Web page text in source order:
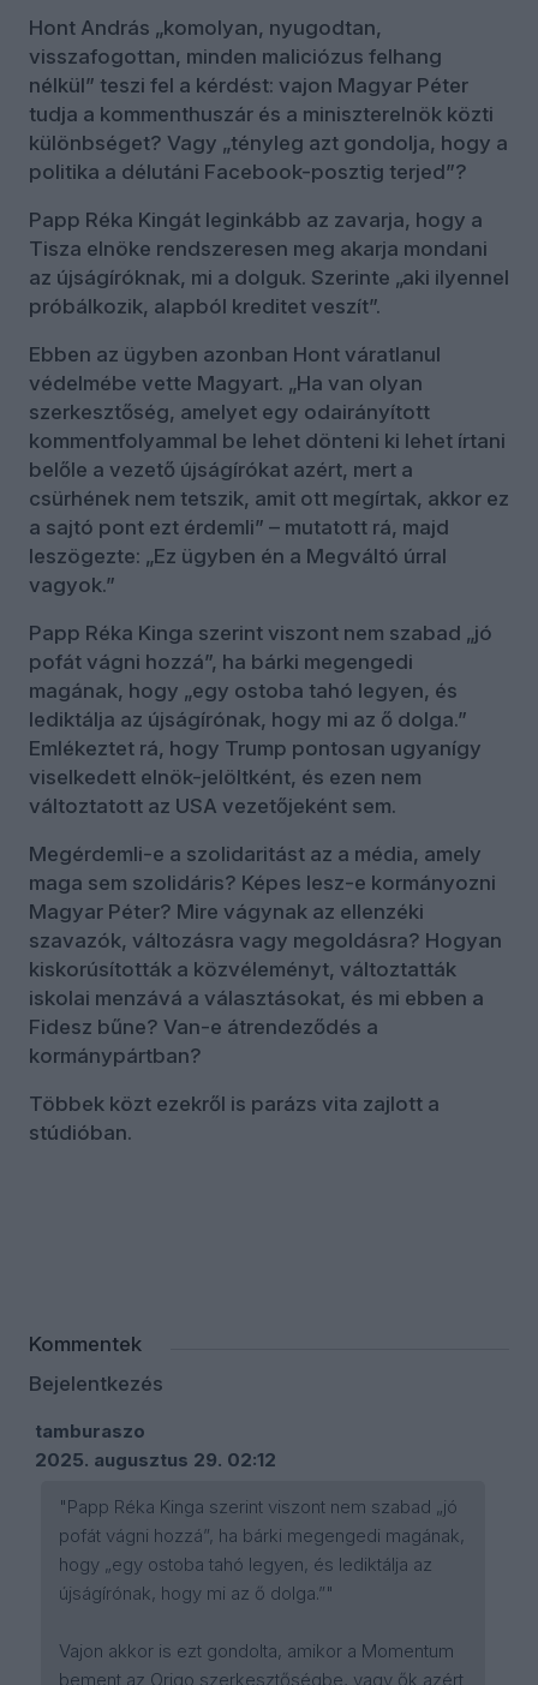
Hont András „komolyan, nyugodtan,
visszafogottan, minden maliciózus felhang
nélkül” teszi fel a kérdést: vajon Magyar Péter
tudja a kommenthuszár és a miniszterelnök közti
különbséget? Vagy „tényleg azt gondolja, hogy a
politika a délutáni Facebook-posztig terjed”?
Papp Réka Kingát leginkább az zavarja, hogy a
Tisza elnöke rendszeresen meg akarja mondani
az újságíróknak, mi a dolguk. Szerinte „aki ilyennel
próbálkozik, alapból kreditet veszít”.
Ebben az ügyben azonban Hont váratlanul
védelmébe vette Magyart. „Ha van olyan
szerkesztőség, amelyet egy odairányított
kommentfolyammal be lehet dönteni ki lehet írtani
belőle a vezető újságírókat azért, mert a
csürhének nem tetszik, amit ott megírtak, akkor ez
a sajtó pont ezt érdemli” – mutatott rá, majd
leszögezte: „Ez ügyben én a Megváltó úrral
vagyok.”
Papp Réka Kinga szerint viszont nem szabad „jó
pofát vágni hozzá”, ha bárki megengedi
magának, hogy „egy ostoba tahó legyen, és
lediktálja az újságírónak, hogy mi az ő dolga.”
Emlékeztet rá, hogy Trump pontosan ugyanígy
viselkedett elnök-jelöltként, és ezen nem
változtatott az USA vezetőjeként sem.
Megérdemli-e a szolidaritást az a média, amely
maga sem szolidáris? Képes lesz-e kormányozni
Magyar Péter? Mire vágynak az ellenzéki
szavazók, változásra vagy megoldásra? Hogyan
kiskorúsították a közvéleményt, változtatták
iskolai menzává a választásokat, és mi ebben a
Fidesz bűne? Van-e átrendeződés a
kormánypártban?
Többek közt ezekről is parázs vita zajlott a
stúdióban.
Kommentek
Bejelentkezés
tamburaszo
2025. augusztus 29. 02:12
"Papp Réka Kinga szerint viszont nem szabad „jó
pofát vágni hozzá”, ha bárki megengedi magának,
hogy „egy ostoba tahó legyen, és lediktálja az
újságírónak, hogy mi az ő dolga.”"
Vajon akkor is ezt gondolta, amikor a Momentum
bement az Origo szerkesztőségbe, vagy ők azért